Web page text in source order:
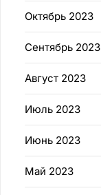
Октябрь 2023
Сентябрь 2023
Август 2023
Июль 2023
Июнь 2023
Май 2023